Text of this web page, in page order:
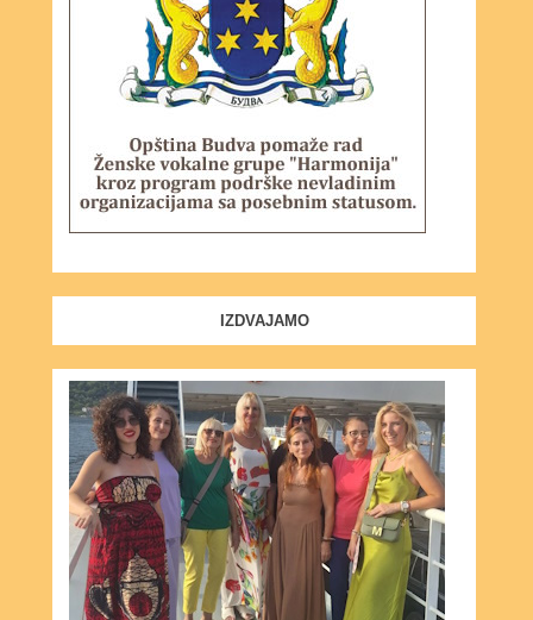
IZDVAJAMO